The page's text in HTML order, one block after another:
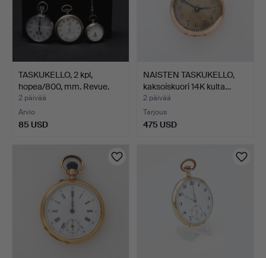
TASKUKELLO, 2 kpl,
hopea/800, mm. Revue.
2 päivää
Arvio
85 USD
NAISTEN TASKUKELLO,
kaksoiskuori 14K kulta…
2 päivää
Tarjous
475 USD